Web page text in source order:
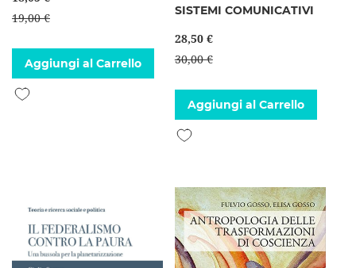
19,00 €
Aggiungi al Carrello
Aggiungi alla lista desideri
SISTEMI COMUNICATIVI
28,50 €
30,00 €
Aggiungi al Carrello
Aggiungi alla lista desideri